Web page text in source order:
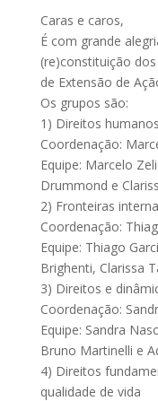
Caras e caros,
É com grande
(re)constituição
de Extensão de
Os grupos são:
1) Direitos
Coordenação:
Equipe: Marcelo
Drummond e
2) Fronteiras
Coordenação:
Equipe: Thiago
Brighenti, Clarissa
3) Direitos e
Coordenação:
Equipe: Sandra
Bruno Martinelli e
4) Direitos
qualidade de vida